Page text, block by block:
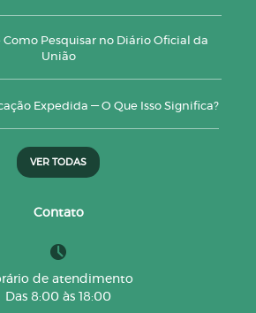
Como Pesquisar no Diário Oficial da
União
Expedida — O Que Isso Significa?
VER TODAS
Contato
de atendimento
Das 8:00 às 18:00